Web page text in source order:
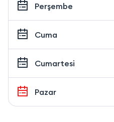
Perşembe
Cuma
Cumartesi
Pazar